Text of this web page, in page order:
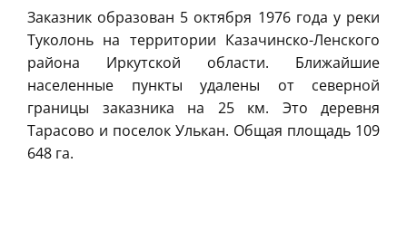
Заказник образован 5 октября 1976 года у реки
Туколонь на территории Казачинско-Ленского
района Иркутской области. Ближайшие
населенные пункты удалены от северной
границы заказника на 25 км. Это деревня
Тарасово и поселок Улькан. Общая площадь 109
648 га.